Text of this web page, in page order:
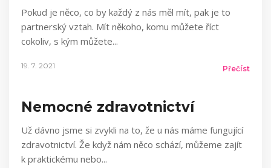
Pokud je něco, co by každý z nás měl mít, pak je to
partnerský vztah. Mít někoho, komu můžete říct
cokoliv, s kým můžete
Přečíst
19. 7. 2021
Nemocné zdravotnictví
Už dávno jsme si zvykli na to, že u nás máme fungující
zdravotnictví. Že když nám něco schází, můžeme zajít
k praktickému nebo